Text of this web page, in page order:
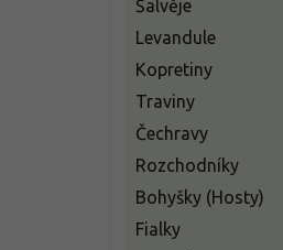
Šalvěje
Levandule
Kopretiny
Traviny
Čechravy
Rozchodníky
Bohyšky (Hosty)
Fialky